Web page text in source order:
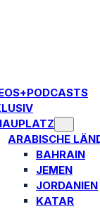
ARABISCHE
BAHRAIN
JEMEN
JORDANIEN
KATAR